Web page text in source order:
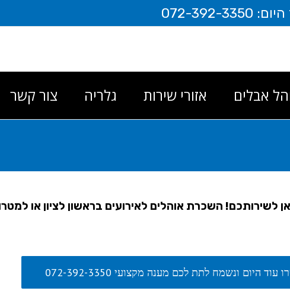
3350
אבלים אזורי שירות גלריה צור קשר
לשירותכם! השכרת אוהלים לאירועים בראשון לציון או
היום ונשמח לתת לכם מענה מקצועי 072-392-3350